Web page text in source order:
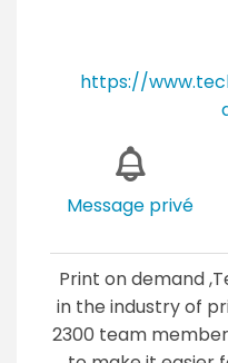
https://
Message privé
Print on demand
in the industry of
2300 team